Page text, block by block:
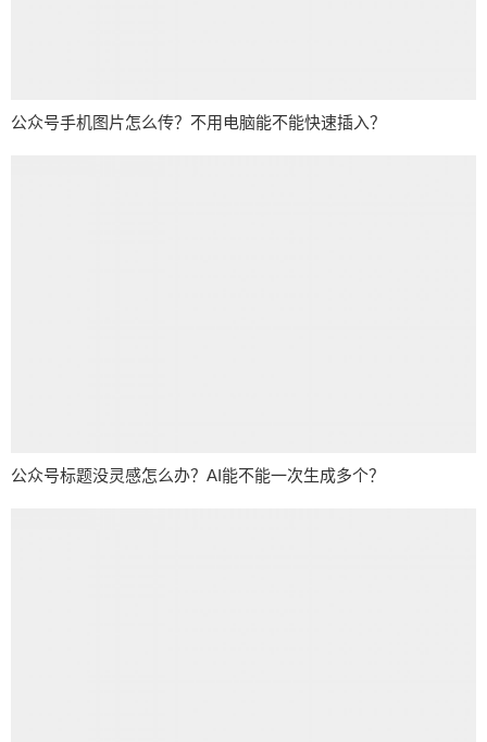
公众号手机图片怎么传？不用电脑能不能快速插入？
公众号标题没灵感怎么办？AI能不能一次生成多个？